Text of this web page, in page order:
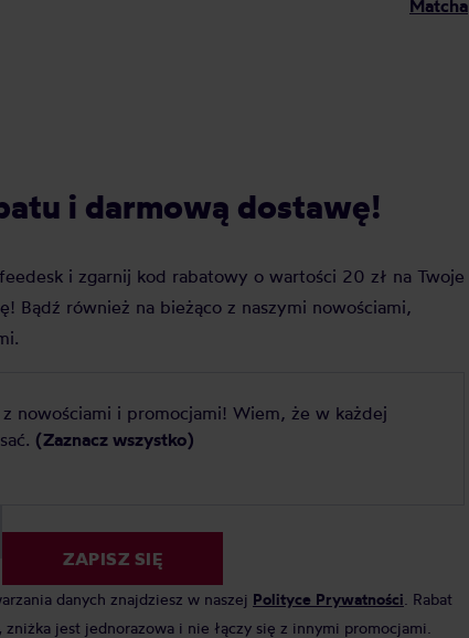
Matcha
i darmową dostawę!
i zgarnij kod rabatowy o wartości 20 zł na Twoje
Bądź również na bieżąco z naszymi nowościami,
nowościami i promocjami! Wiem, że w każdej
(Zaznacz wszystko)
ZAPISZ SIĘ
danych znajdziesz w naszej Polityce Prywatności . Rabat
jest jednorazowa i nie łączy się z innymi promocjami.